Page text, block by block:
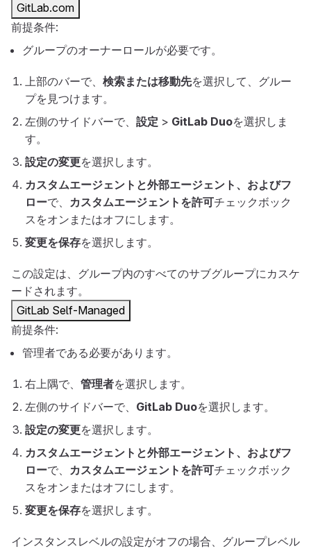
GitLab.com
前提条件:
グループのオーナーロールが必要です。
上部のバーで、 検索または移動先を選択して、グルー
プを見つけます。
左側のサイドバーで、 設定 > GitLab Duoを選択しま
す。
設定の変更を選択します。
カスタムエージェントと外部エージェント、およびフ
ローで、 カスタムエージェントを許可チェックボック
スをオンまたはオフにします。
変更を保存を選択します。
この設定は、グループ内のすべてのサブグループにカスケ
ードされます。
GitLab Self-Managed
前提条件:
管理者である必要があります。
右上隅で、 管理者を選択します。
左側のサイドバーで、 GitLab Duoを選択します。
設定の変更を選択します。
カスタムエージェントと外部エージェント、およびフ
ローで、 カスタムエージェントを許可チェックボック
スをオンまたはオフにします。
変更を保存を選択します。
インスタンスレベルの設定がオフの場合、グループレベル